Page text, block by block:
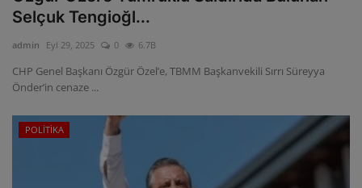
Selçuk Tengioğl...
admin Eyl 29, 2025 0 6.7B
CHP Genel Başkanı Özgür Özel’e, TBMM Başkanvekili Sırrı Süreyya
Önder’in cenaze ...
POLİTİKA